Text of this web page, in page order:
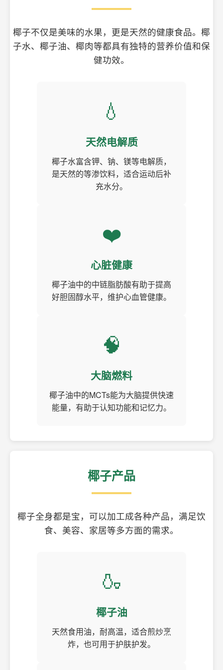
椰子不仅是美味的水果，更是天然的健康食品。椰
子水、椰子油、椰肉等都具有独特的营养价值和保
健功效。
💧
天然电解质
椰子水富含钾、钠、镁等电解质，
是天然的等渗饮料，适合运动后补
充水分。
❤️
心脏健康
椰子油中的中链脂肪酸有助于提高
好胆固醇水平，维护心血管健康。
🧠
大脑燃料
椰子油中的MCTs能为大脑提供快速
能量，有助于认知功能和记忆力。
椰子产品
椰子全身都是宝，可以加工成各种产品，满足饮
食、美容、家居等多方面的需求。
🍶
椰子油
天然食用油，耐高温，适合煎炒烹
炸，也可用于护肤护发。